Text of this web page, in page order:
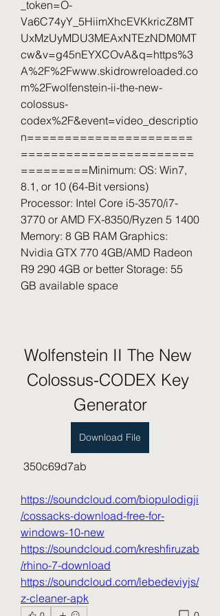
_token=O-
Va6C74yY_5HiimXhcEVKkricZ8MT
UxMzUyMDU3MEAxNTEzNDM0MT
cw&v=g45nEYXCOvA&q=https%3
A%2F%2Fwww.skidrowreloaded.co
m%2Fwolfenstein-ii-the-new-
colossus-
codex%2F&event=video_descriptio
n======================
=======================
=========Minimum: OS: Win7,
8.1, or 10 (64-Bit versions)
Processor: Intel Core i5-3570/i7-
3770 or AMD FX-8350/Ryzen 5 1400
Memory: 8 GB RAM Graphics:
Nvidia GTX 770 4GB/AMD Radeon
R9 290 4GB or better Storage: 55
GB available space
Wolfenstein II The New
Colossus-CODEX Key
Generator
Download File
350c69d7ab
https://soundcloud.com/biopulodigji
/cossacks-download-free-for-
windows-10-new
https://soundcloud.com/kreshfiruzab
/rhino-7-download
https://soundcloud.com/lebedeviyjs/
z-cleaner-apk